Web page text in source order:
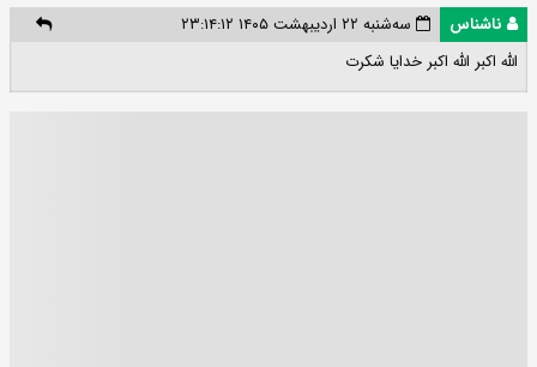
ناشناس
سه‌شنبه ۲۲ اردیبهشت ۱۴۰۵ ۲۳:۱۴:۱۲
الله اکبر الله اکبر خدایا شکرت